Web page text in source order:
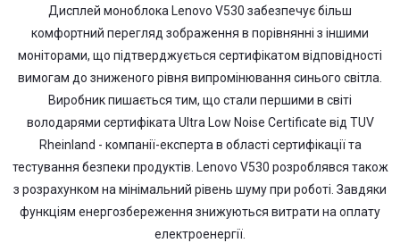
Дисплей моноблока Lenovo V530 забезпечує більш
комфортний перегляд зображення в порівнянні з іншими
моніторами, що підтверджується сертифікатом відповідності
вимогам до зниженого рівня випромінювання синього світла.
Виробник пишається тим, що стали першими в світі
володарями сертифіката Ultra Low Noise Certificate від TUV
Rheinland - компанії-експерта в області сертифікації та
тестування безпеки продуктів. Lenovo V530 розроблявся також
з розрахунком на мінімальний рівень шуму при роботі. Завдяки
функціям енергозбереження знижуються витрати на оплату
електроенергії.